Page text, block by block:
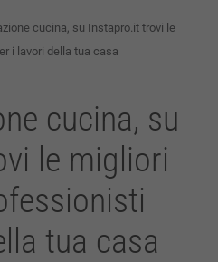
cucina, su Instapro.it trovi le
i lavori della tua casa
cucina, su
le migliori
tua casa